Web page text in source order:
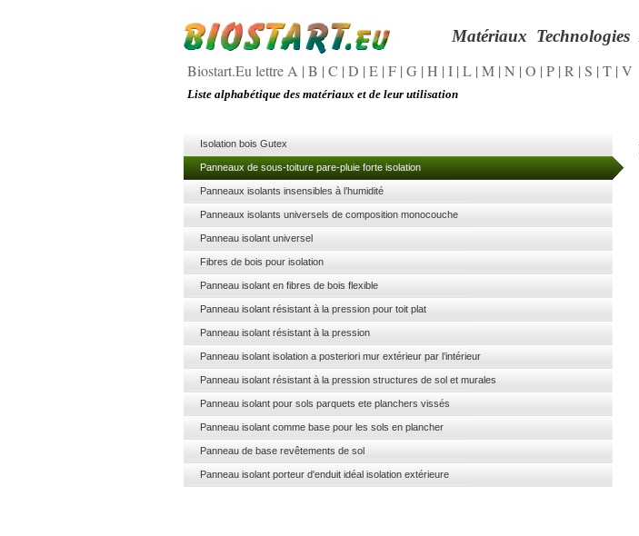
Isolation bois Gutex
Panneaux de sous-toiture pare-pluie forte isolation
Panneaux isolants insensibles à l’humidité
Panneaux isolants universels de composition monocouche
Panneau isolant universel
Fibres de bois pour isolation
Panneau isolant en fibres de bois flexible
Panneau isolant résistant à la pression pour toit plat
Panneau isolant résistant à la pression
Panneau isolant isolation a posteriori mur extérieur par l’intérieur
Panneau isolant résistant à la pression structures de sol et murales
Panneau isolant pour sols parquets ete planchers vissés
Panneau isolant comme base pour les sols en plancher
Panneau de base revêtements de sol
Panneau isolant porteur d'enduit idéal isolation extérieure
Liste alphabétique des matériaux et de leur utilisation
Biostart.Eu lettre A | B | C | D | E | F | G | H | I | L | M | N | O | P | R | S | T | V
Matériaux Technologies